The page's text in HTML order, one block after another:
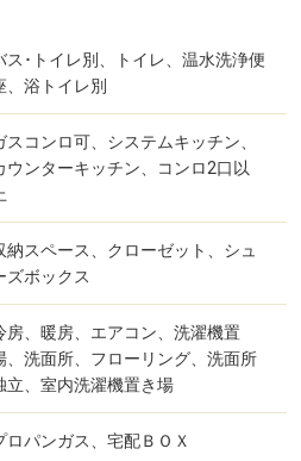
ス･トイレ別、トイレ、温水洗浄便
、浴トイレ別
スコンロ可、システムキッチン、
ウンターキッチン、コンロ2口以
上
納スペース、クローゼット、シュ
ズボックス
房、暖房、エアコン、洗濯機置
、洗面所、フローリング、洗面所
立、室内洗濯機置き場
ロパンガス、宅配ＢＯＸ